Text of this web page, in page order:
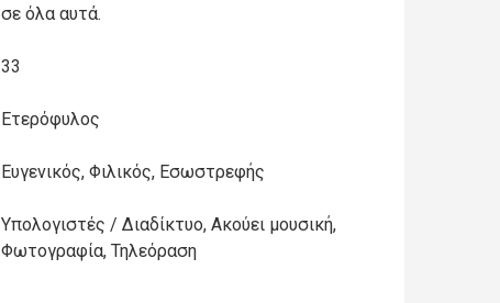
σε όλα αυτά.
33
Ετερόφυλος
Ευγενικός, Φιλικός, Εσωστρεφής
Υπολογιστές / Διαδίκτυο, Ακούει μουσική,
Φωτογραφία, Τηλεόραση